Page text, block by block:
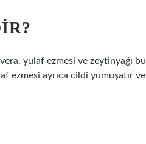
yulaf ezmesi ve zeytinyağı
ezmesi ayrıca cildi yumuşatır ve